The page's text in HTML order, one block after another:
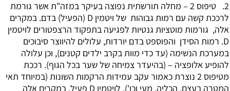
2. טיפוס 2 – מחלה תורשתית נפוצה בעיקר במזה"ת אשר גורמת
לרככת קשה עם רמות גבוהות של ויטמין D (הפעיל) בדם. במקרים
אלה, גורמות מוטציות גנטיות לפגיעה בתפקוד הרצפטורים לויטמין
D. רמות הסידן והפוספט בדם יורדות, עלולים להיווצר סיבוכים
במערכת הנשימה (עד כדי מוות בקרב ילדים קטנים), וכן עלולה
להופיע אלופציה – (בהיעדר צמיחה של שער בכל הגוף). רככת
מטיפוס 2 נוצרת כאמור עקב עמידות הרקמות השונות (במיוחד תאי
המטרה בעצם, הכליה, מעי וכו'), לויטמין D פעיל. במקרים אלה